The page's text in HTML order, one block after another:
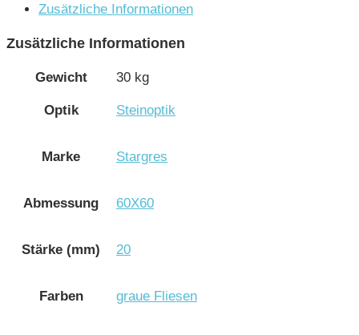
Zusätzliche Informationen
Zusätzliche Informationen
Gewicht 30 kg
Optik Steinoptik
Marke Stargres
Abmessung 60X60
Stärke (mm) 20
Farben graue Fliesen